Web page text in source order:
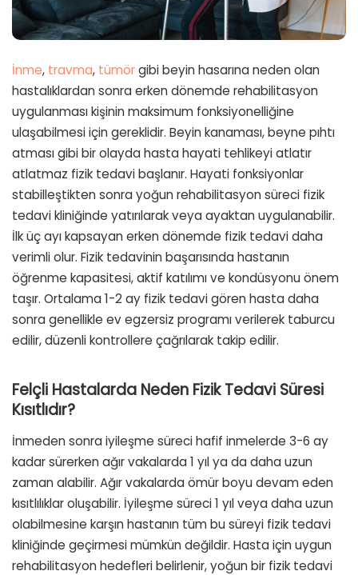
İnme, travma, tümörgibi beyin hasarına neden olan
hastalıklardan sonra erken dönemde rehabilitasyon
uygulanması kişinin maksimum fonksiyonelliğine
ulaşabilmesi için gereklidir. Beyin kanaması, beyne pıhtı
atması gibi bir olayda hasta hayati tehlikeyi atlatır
atlatmaz fizik tedavi başlanır. Hayati fonksiyonlar
stabilleştikten sonra yoğun rehabilitasyon süreci fizik
tedavi kliniğinde yatırılarak veya ayaktan uygulanabilir.
İlk üç ayı kapsayan erken dönemde fizik tedavi daha
verimli olur. Fizik tedavinin başarısında hastanın
öğrenme kapasitesi, aktif katılımı ve kondüsyonu önem
taşır. Ortalama 1-2 ay fizik tedavi gören hasta daha
sonra genellikle ev egzersiz programı verilerek taburcu
edilir, düzenli kontrollere çağrılarak takip edilir.
Felçli Hastalarda Neden Fizik Tedavi Süresi
Kısıtlıdır?
İnmeden sonra iyileşme süreci hafif inmelerde 3-6 ay
kadar sürerken ağır vakalarda 1 yıl ya da daha uzun
zaman alabilir. Ağır vakalarda ömür boyu devam eden
kısıtlılıklar oluşabilir. İyileşme süreci 1 yıl veya daha uzun
olabilmesine karşın hastanın tüm bu süreyi fizik tedavi
kliniğinde geçirmesi mümkün değildir. Hasta için uygun
rehabilitasyon hedefleri belirlenir, yoğun bir fizik tedavi